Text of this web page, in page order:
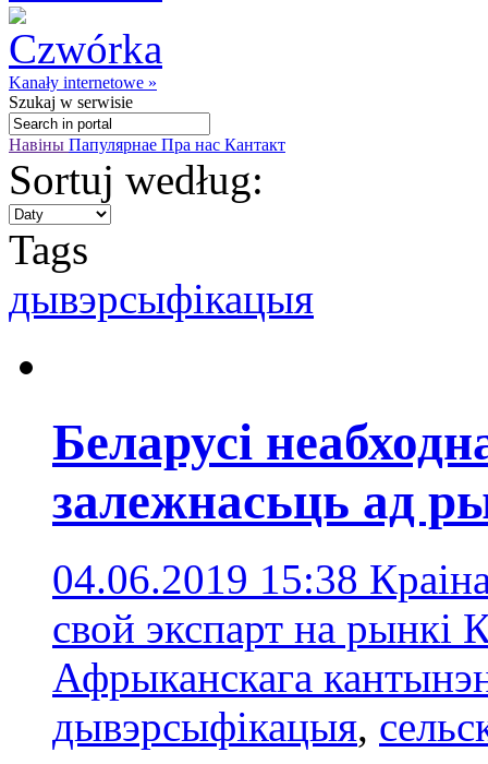
Kanały internetowe »
Szukaj w serwisie
Навіны Папулярнае Пра нас Кантакт
Sortuj według:
Tags
дывэрсыфікацыя
Беларусі
залежнасьць ад
04.06.2019 15:38
свой экспарт на рынкі
Афрыканскага
дывэрсыфікацыя,